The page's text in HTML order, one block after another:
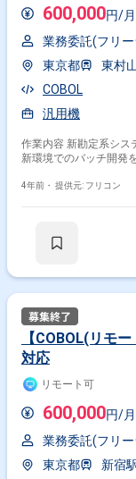
600,000円/月
業務委託(フリ
東京都
東村
COBOL
汎用機
作業内容 新勘定系シス
新環境でのバッチ開発
4年前・ 提供元: フリコン
【COBOL(リモ
対応
リモート可
600,000円/月
業務委託(フリ
東京都
新宿